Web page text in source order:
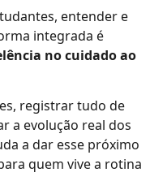
entender e
integrada é
no cuidado ao
registrar tudo de
a evolução real dos
a dar esse próximo
quem vive a rotina